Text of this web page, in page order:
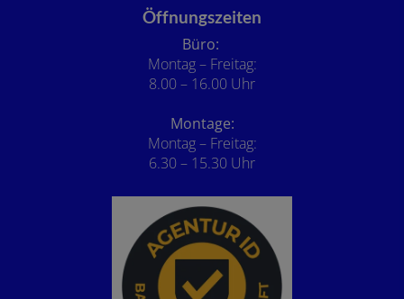
Öffnungszeiten
Büro:
Montag – Freitag:
8.00 – 16.00 Uhr
Montage:
Montag – Freitag:
6.30 – 15.30 Uhr